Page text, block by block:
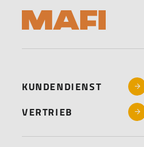
KUNDENDIENST
VERTRIEB